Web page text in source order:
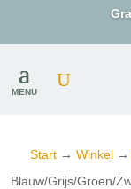
MENU
Start → Winkel →
Blauw/Grijs/Groen/